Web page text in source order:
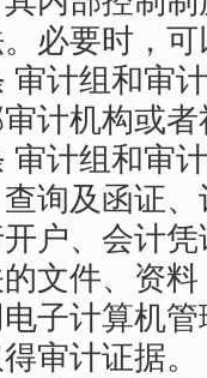
必要时，
计组和审
计机构或
计组和审
询及函证
户、会计
文件、资
子计算机
审计证据。